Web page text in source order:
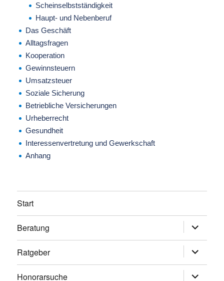
Scheinselbstständigkeit
Haupt- und Nebenberuf
Das Geschäft
Alltagsfragen
Kooperation
Gewinnsteuern
Umsatzsteuer
Soziale Sicherung
Betriebliche Versicherungen
Urheberrecht
Gesundheit
Interessenvertretung und Gewerkschaft
Anhang
Start
Beratung
anzeigen
Ratgeber
anzeigen
Honorarsuche